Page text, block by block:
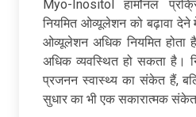
Myo-Inositol हार्मोनल
नियमित ओव्यूलेशन को बढ़ावा
ओव्यूलेशन अधिक नियमित होता
अधिक व्यवस्थित हो सकता है।
प्रजनन स्वास्थ्य का संकेत हैं,
सुधार का भी एक सकारात्मक संकेत